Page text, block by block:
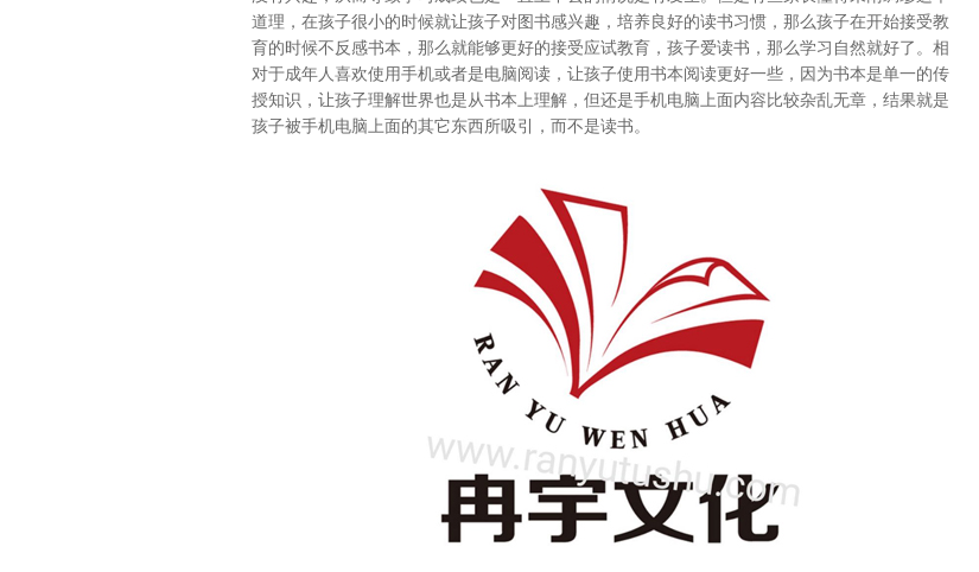
道理，在孩子很小的时候就让孩子对图书感兴趣，培养良好的读书习惯，那么孩子在开始接受教
育的时候不反感书本，那么就能够更好的接受应试教育，孩子爱读书，那么学习自然就好了。相
对于成年人喜欢使用手机或者是电脑阅读，让孩子使用书本阅读更好一些，因为书本是单一的传
授知识，让孩子理解世界也是从书本上理解，但还是手机电脑上面内容比较杂乱无章，结果就是
孩子被手机电脑上面的其它东西所吸引，而不是读书。